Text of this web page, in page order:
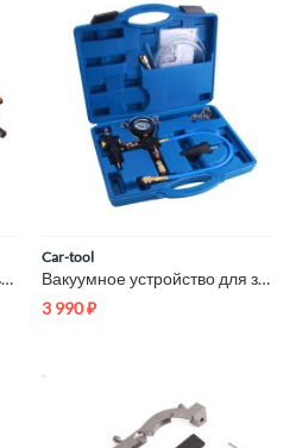
Комплект для ремонта резьбы тормозного суппорта Car-Tool CT-H033
Car-tool
Вакуумное устройство для заправки охлаждающей жидкости Car-To...
3 990₽